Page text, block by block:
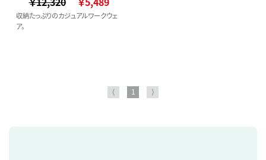
収納たっぷりのカジュアルワークウェ
ア。
⟨ 1 ⟩